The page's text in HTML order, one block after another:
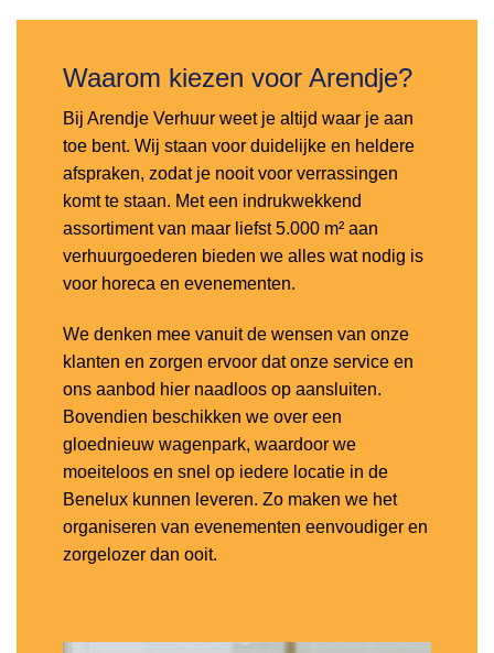
Waarom kiezen voor Arendje?
Bij Arendje Verhuur weet je altijd waar je aan
toe bent. Wij staan voor duidelijke en heldere
afspraken, zodat je nooit voor verrassingen
komt te staan. Met een indrukwekkend
assortiment van maar liefst 5.000 m² aan
verhuurgoederen bieden we alles wat nodig is
voor horeca en evenementen.
We denken mee vanuit de wensen van onze
klanten en zorgen ervoor dat onze service en
ons aanbod hier naadloos op aansluiten.
Bovendien beschikken we over een
gloednieuw wagenpark, waardoor we
moeiteloos en snel op iedere locatie in de
Benelux kunnen leveren. Zo maken we het
organiseren van evenementen eenvoudiger en
zorgelozer dan ooit.